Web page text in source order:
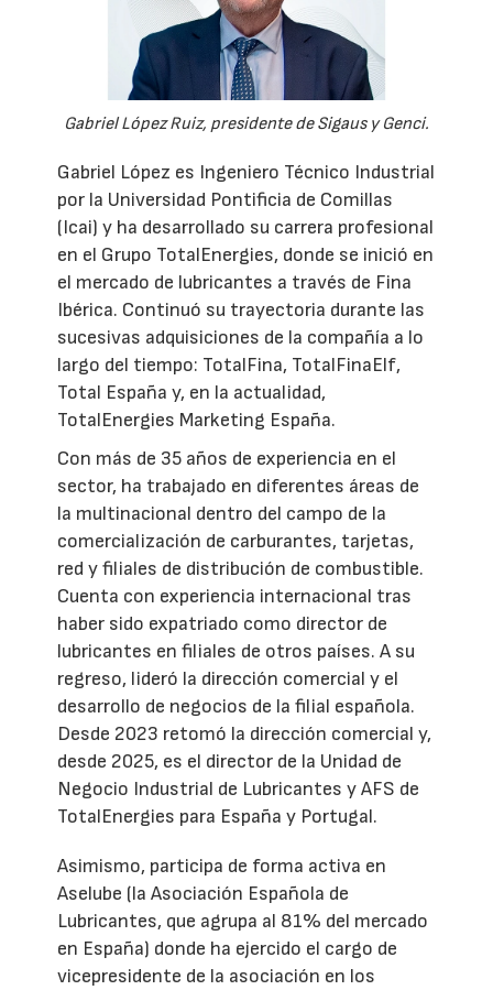
Gabriel López Ruiz, presidente de Sigaus y Genci.
Gabriel López es Ingeniero Técnico Industrial
por la Universidad Pontificia de Comillas
(Icai) y ha desarrollado su carrera profesional
en el Grupo TotalEnergies, donde se inició en
el mercado de lubricantes a través de Fina
Ibérica. Continuó su trayectoria durante las
sucesivas adquisiciones de la compañía a lo
largo del tiempo: TotalFina, TotalFinaElf,
Total España y, en la actualidad,
TotalEnergies Marketing España.
Con más de 35 años de experiencia en el
sector, ha trabajado en diferentes áreas de
la multinacional dentro del campo de la
comercialización de carburantes, tarjetas,
red y filiales de distribución de combustible.
Cuenta con experiencia internacional tras
haber sido expatriado como director de
lubricantes en filiales de otros países. A su
regreso, lideró la dirección comercial y el
desarrollo de negocios de la filial española.
Desde 2023 retomó la dirección comercial y,
desde 2025, es el director de la Unidad de
Negocio Industrial de Lubricantes y AFS de
TotalEnergies para España y Portugal.
Asimismo, participa de forma activa en
Aselube (la Asociación Española de
Lubricantes, que agrupa al 81% del mercado
en España) donde ha ejercido el cargo de
vicepresidente de la asociación en los